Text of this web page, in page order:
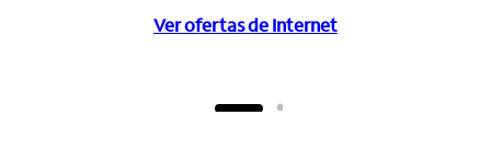
Ver ofertas de Internet